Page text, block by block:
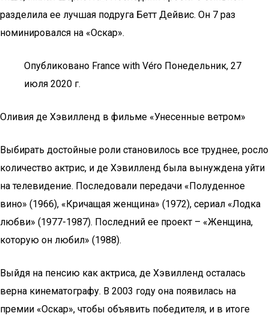
разделила ее лучшая подруга Бетт Дейвис. Он 7 раз
номинировался на «Оскар».
Опубликовано France with Véro Понедельник, 27
июля 2020 г.
Оливия де Хэвилленд в фильме «Унесенные ветром»
Выбирать достойные роли становилось все труднее, росло
количество актрис, и де Хэвилленд была вынуждена уйти
на телевидение. Последовали передачи «Полуденное
вино» (1966), «Кричащая женщина» (1972), сериал «Лодка
любви» (1977-1987). Последний ее проект – «Женщина,
которую он любил» (1988).
Выйдя на пенсию как актриса, де Хэвилленд осталась
верна кинематографу. В 2003 году она появилась на
премии «Оскар», чтобы объявить победителя, и в итоге